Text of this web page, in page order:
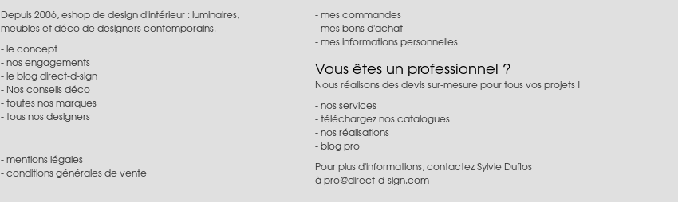
Depuis 2006, eshop de design d'intérieur : luminaires,
meubles et déco de designers contemporains.
le concept
nos engagements
le blog direct-d-sign
Nos conseils déco
toutes nos marques
tous nos designers
mentions légales
conditions générales de vente
mes commandes
mes bons d'achat
mes informations personnelles
Vous êtes un professionnel ?
Nous réalisons des devis sur-mesure pour tous vos projets !
nos services
téléchargez nos catalogues
nos réalisations
blog pro
Pour plus d'informations, contactez Sylvie Duflos
àpro@direct-d-sign.com